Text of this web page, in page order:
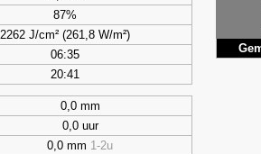
87%
2262 J/cm² (261,8 W/m²)
06:35
20:41
0,0 mm
0,0 uur
0,0 mm 1-2u